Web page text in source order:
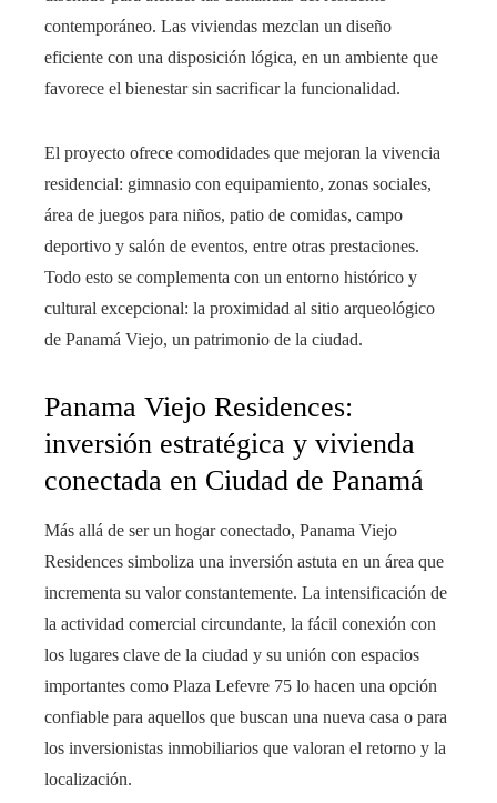
contemporáneo. Las viviendas mezclan un diseño
eficiente con una disposición lógica, en un ambiente que
favorece el bienestar sin sacrificar la funcionalidad.
El proyecto ofrece comodidades que mejoran la vivencia
residencial: gimnasio con equipamiento, zonas sociales,
área de juegos para niños, patio de comidas, campo
deportivo y salón de eventos, entre otras prestaciones.
Todo esto se complementa con un entorno histórico y
cultural excepcional: la proximidad al sitio arqueológico
de Panamá Viejo, un patrimonio de la ciudad.
Panama Viejo Residences:
inversión estratégica y vivienda
conectada en Ciudad de Panamá
Más allá de ser un hogar conectado, Panama Viejo
Residences simboliza una inversión astuta en un área que
incrementa su valor constantemente. La intensificación de
la actividad comercial circundante, la fácil conexión con
los lugares clave de la ciudad y su unión con espacios
importantes como Plaza Lefevre 75 lo hacen una opción
confiable para aquellos que buscan una nueva casa o para
los inversionistas inmobiliarios que valoran el retorno y la
localización.